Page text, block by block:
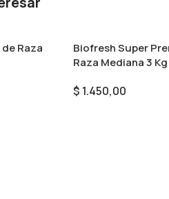
Raza
Biofresh Super
Raza Mediana 3 Kg
$ 1.450,00